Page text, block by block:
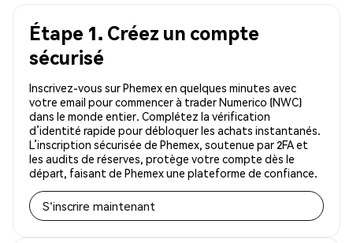
Étape 1. Créez un compte
sécurisé
Inscrivez-vous sur Phemex en quelques minutes avec
votre email pour commencer à trader Numerico (NWC)
dans le monde entier. Complétez la vérification
d’identité rapide pour débloquer les achats instantanés.
L’inscription sécurisée de Phemex, soutenue par 2FA et
les audits de réserves, protège votre compte dès le
départ, faisant de Phemex une plateforme de confiance.
S'inscrire maintenant